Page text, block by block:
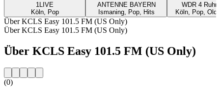
1LIVE
Köln, Pop
ANTENNE BAYERN
Ismaning, Pop, Hits
WDR 4
Köln, Pop,
Über KCLS Easy 101.5 FM (US Only)
Über KCLS Easy 101.5 FM (US Only)
Über KCLS Easy 101.5 FM (US Only)
(0)